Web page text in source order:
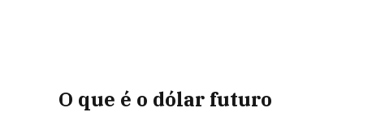
O que é o dólar futuro